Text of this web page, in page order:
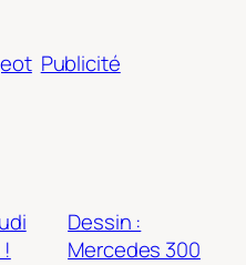
Publicité
Dessin :
Mercedes 300